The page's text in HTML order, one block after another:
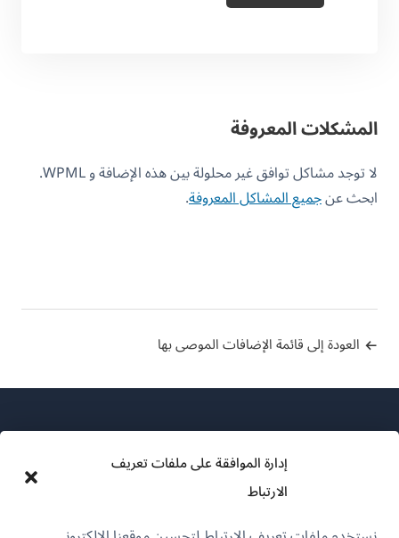
إدارة الموافقة على ملفات تعريف
الارتباط
المشكلات المعروفة
لا توجد مشاكل توافق غير محلولة بين هذه الإضافة و WPML.
ابحث عنجميع المشاكل المعروفة.
العودة إلى قائمة الإضافات الموصى بها